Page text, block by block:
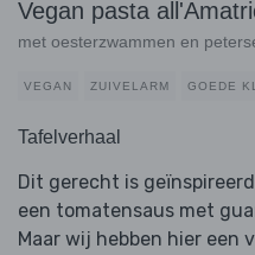
Vegan pasta
met oesterzwammen en
VEGAN ZUIVELARM GOEDE
Tafelverhaal
Dit gerecht is
een tomatensaus met
Maar wij hebben hier een